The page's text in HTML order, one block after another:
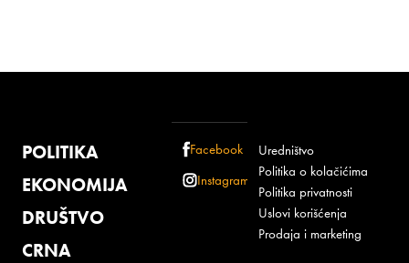
POLITIKA
EKONOMIJA
DRUŠTVO
CRNA
Facebook
Instagram
Uredništvo
Politika o kolačićima
Politika privatnosti
Uslovi korišćenja
Prodaja i marketing